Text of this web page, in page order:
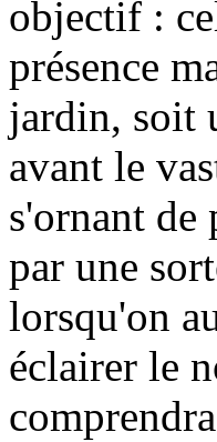
objectif :
présence
jardin, soit
avant le
s'ornant de
par une
lorsqu'on
éclairer le